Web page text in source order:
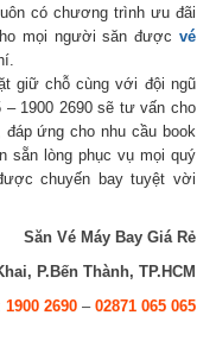
có chương trình ưu đãi
mọi người săn được vé
giữ chỗ cùng với đội ngũ
– 1900 2690 sẽ tư vấn cho
ứng cho nhu cầu book
sẵn lòng phục vụ mọi quý
chuyến bay tuyệt vời
Săn Vé Máy Bay Giá Rẻ
P.Bến Thành, TP.HCM
1900 2690– 02871 065 065